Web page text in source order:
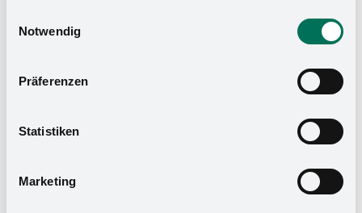
zu Sicherheits- und Überwachungszwecken zugreifen,
Rechtsmittel einlegen können. Mit Ihrer Einstellung
willigen Sie in die oben beschriebenen Vorgänge ein. Sie
widerrufen. Mehr Informationen finden Sie in unserer
Impressum.
Notwendig
Präferenzen
Statistiken
Marketing